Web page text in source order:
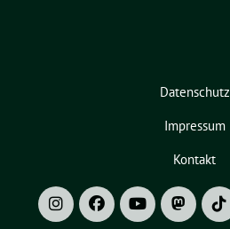
Datenschutz
Impressum
Kontakt